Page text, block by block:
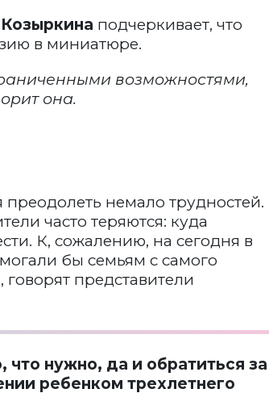
подчеркивает, что
в миниатюре.
возможностями,
она.
немало трудностей.
часто теряются: куда
К, сожалению, на сегодня в
бы семьям с самого
представители
что нужно, да и обратиться за
ребенком трехлетнего